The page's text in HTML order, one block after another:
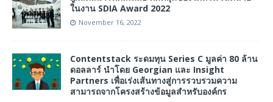
ในงาน SDIA Award 2022
November 16, 2022
Contentstack ระดมทุน Series C มูลค่า 80 ล้าน
ดอลลาร์ นำโดย Georgian และ Insight
Partners เพื่อเร่งเส้นทางสู่การรวบรวมความ
สามารถจากโครงสร้างข้อมูลสำหรับองค์กร